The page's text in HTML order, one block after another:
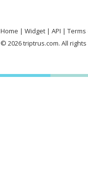
Home Widget API
Terms
© 2026 triptrus.com. All